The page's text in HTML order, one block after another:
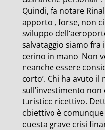
Quindi, fa notare
apporto , forse, non
sviluppo
salvataggio siamo fra
cerino in mano. Non
neanche essere
corto’. Chi ha avuto
sull’investimento
turistico ricettivo.
obiettivo è
questa grave crisi